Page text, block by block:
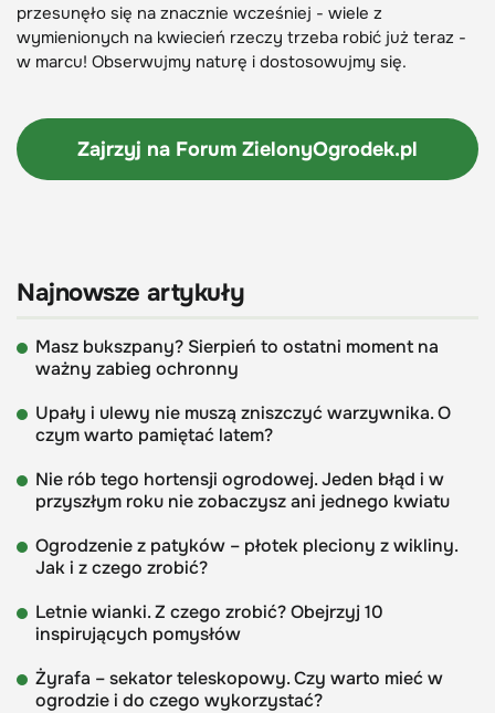
przesunęło się na znacznie wcześniej - wiele z
wymienionych na kwiecień rzeczy trzeba robić już teraz -
w marcu! Obserwujmy naturę i dostosowujmy się.
Zajrzyj na Forum ZielonyOgrodek.pl
Najnowsze artykuły
Masz bukszpany? Sierpień to ostatni moment na
ważny zabieg ochronny
Upały i ulewy nie muszą zniszczyć warzywnika. O
czym warto pamiętać latem?
Nie rób tego hortensji ogrodowej. Jeden błąd i w
przyszłym roku nie zobaczysz ani jednego kwiatu
Ogrodzenie z patyków – płotek pleciony z wikliny.
Jak i z czego zrobić?
Letnie wianki. Z czego zrobić? Obejrzyj 10
inspirujących pomysłów
Żyrafa – sekator teleskopowy. Czy warto mieć w
ogrodzie i do czego wykorzystać?